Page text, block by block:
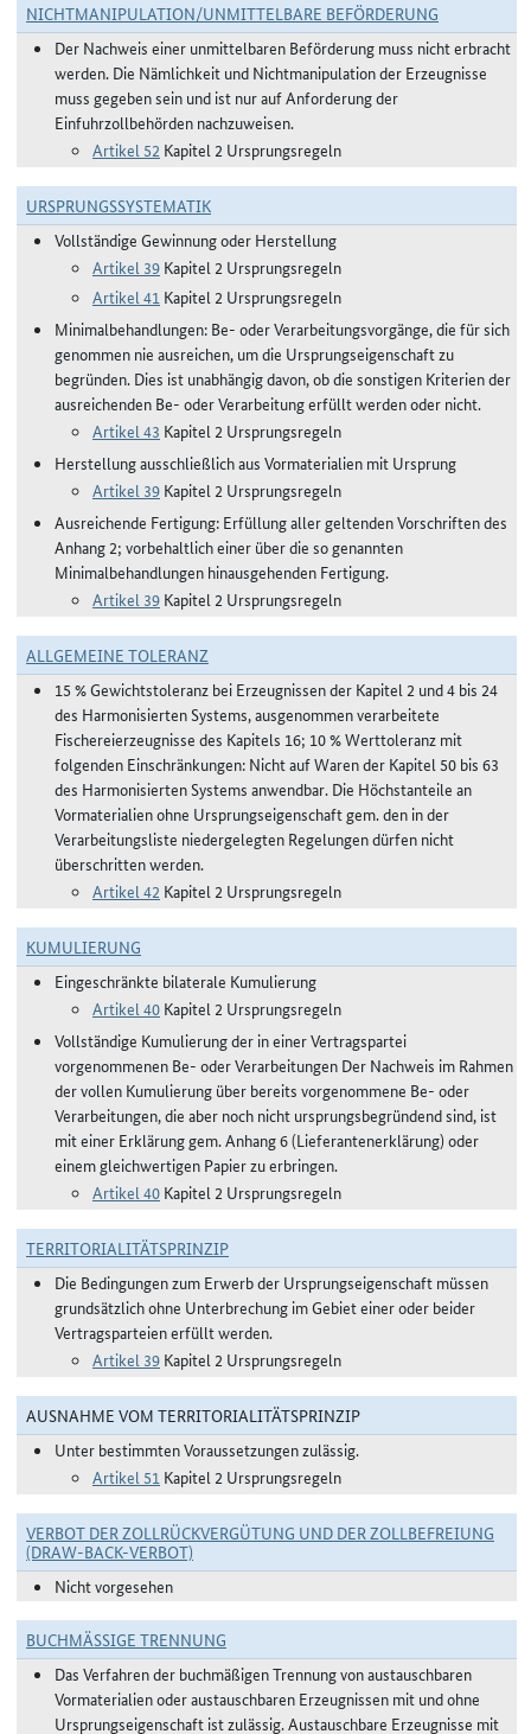
NICHTMANIPULATION/UNMITTELBARE BEFÖRDERUNG
Der Nachweis einer unmittelbaren Beförderung muss nicht erbracht
werden. Die Nämlichkeit und Nichtmanipulation der Erzeugnisse
muss gegeben sein und ist nur auf Anforderung der
Einfuhrzollbehörden nachzuweisen.
Artikel 52 Kapitel 2 Ursprungsregeln
URSPRUNGSSYSTEMATIK
Vollständige Gewinnung oder Herstellung
Artikel 39 Kapitel 2 Ursprungsregeln
Artikel 41 Kapitel 2 Ursprungsregeln
Minimalbehandlungen: Be- oder Verarbeitungsvorgänge, die für sich
genommen nie ausreichen, um die Ursprungseigenschaft zu
begründen. Dies ist unabhängig davon, ob die sonstigen Kriterien der
ausreichenden Be- oder Verarbeitung erfüllt werden oder nicht.
Artikel 43 Kapitel 2 Ursprungsregeln
Herstellung ausschließlich aus Vormaterialien mit Ursprung
Artikel 39 Kapitel 2 Ursprungsregeln
Ausreichende Fertigung: Erfüllung aller geltenden Vorschriften des
Anhang 2; vorbehaltlich einer über die so genannten
Minimalbehandlungen hinausgehenden Fertigung.
Artikel 39 Kapitel 2 Ursprungsregeln
ALLGEMEINE TOLERANZ
15 % Gewichtstoleranz bei Erzeugnissen der Kapitel 2 und 4 bis 24
des Harmonisierten Systems, ausgenommen verarbeitete
Fischereierzeugnisse des Kapitels 16; 10 % Werttoleranz mit
folgenden Einschränkungen: Nicht auf Waren der Kapitel 50 bis 63
des Harmonisierten Systems anwendbar. Die Höchstanteile an
Vormaterialien ohne Ursprungseigenschaft gem. den in der
Verarbeitungsliste niedergelegten Regelungen dürfen nicht
überschritten werden.
Artikel 42 Kapitel 2 Ursprungsregeln
KUMULIERUNG
Eingeschränkte bilaterale Kumulierung
Artikel 40 Kapitel 2 Ursprungsregeln
Vollständige Kumulierung der in einer Vertragspartei
vorgenommenen Be- oder Verarbeitungen Der Nachweis im Rahmen
der vollen Kumulierung über bereits vorgenommene Be- oder
Verarbeitungen, die aber noch nicht ursprungsbegründend sind, ist
mit einer Erklärung gem. Anhang 6 (Lieferantenerklärung) oder
einem gleichwertigen Papier zu erbringen.
Artikel 40 Kapitel 2 Ursprungsregeln
TERRITORIALITÄTSPRINZIP
Die Bedingungen zum Erwerb der Ursprungseigenschaft müssen
grundsätzlich ohne Unterbrechung im Gebiet einer oder beider
Vertragsparteien erfüllt werden.
Artikel 39 Kapitel 2 Ursprungsregeln
AUSNAHME VOM TERRITORIALITÄTSPRINZIP
Unter bestimmten Voraussetzungen zulässig.
Artikel 51 Kapitel 2 Ursprungsregeln
VERBOT DER ZOLLRÜCKVERGÜTUNG UND DER ZOLLBEFREIUNG
(DRAW-BACK-VERBOT)
Nicht vorgesehen
BUCHMÄSSIGE TRENNUNG
Das Verfahren der buchmäßigen Trennung von austauschbaren
Vormaterialien oder austauschbaren Erzeugnissen mit und ohne
Ursprungseigenschaft ist zulässig. Austauschbare Erzeugnisse mit